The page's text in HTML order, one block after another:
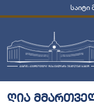
საიტი
ღია